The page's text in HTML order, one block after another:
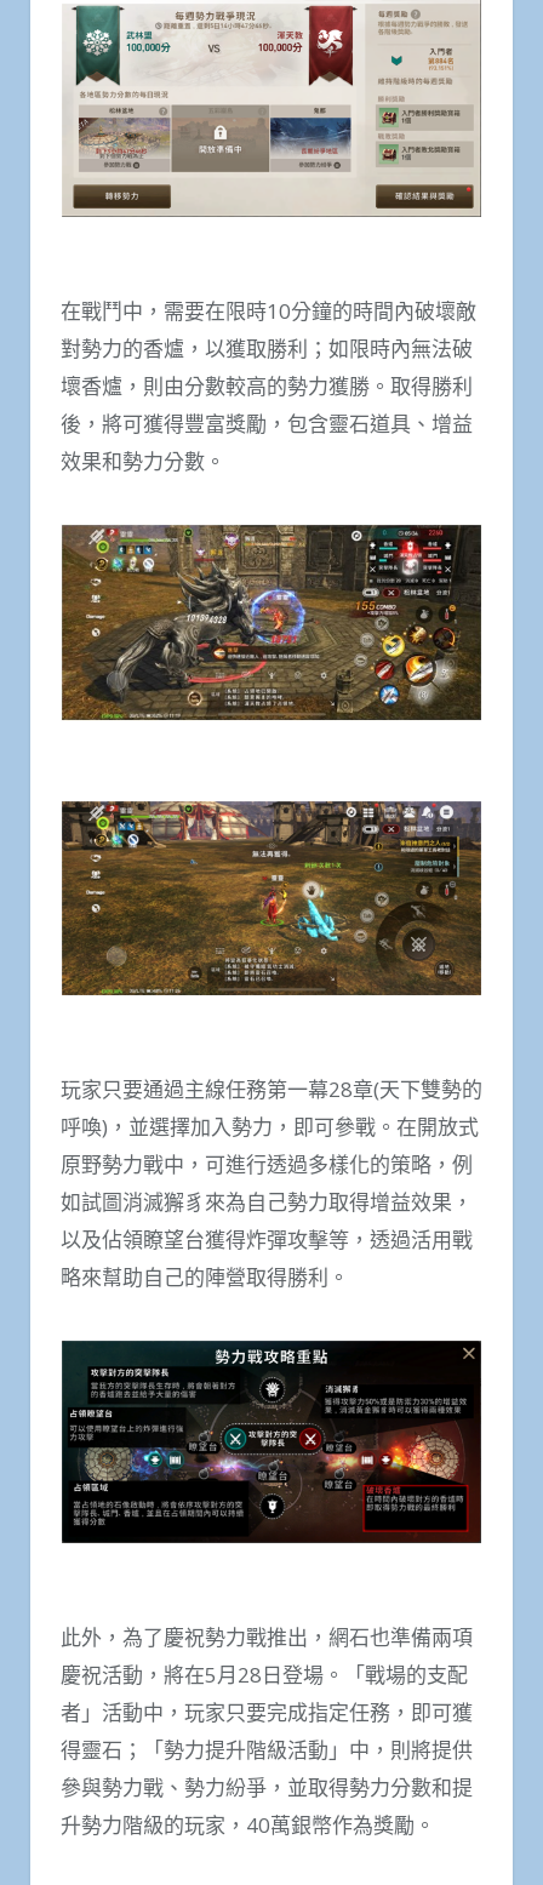
在戰鬥中，需要在限時10分鐘的時間內破壞敵
對勢力的香爐，以獲取勝利；如限時內無法破
壞香爐，則由分數較高的勢力獲勝。取得勝利
後，將可獲得豐富獎勵，包含靈石道具、增益
效果和勢力分數。
玩家只要通過主線任務第一幕28章(天下雙勢的
呼喚)，並選擇加入勢力，即可參戰。在開放式
原野勢力戰中，可進行透過多樣化的策略，例
如試圖消滅獬豸來為自己勢力取得增益效果，
以及佔領瞭望台獲得炸彈攻擊等，透過活用戰
略來幫助自己的陣營取得勝利。
此外，為了慶祝勢力戰推出，網石也準備兩項
慶祝活動，將在5月28日登場。「戰場的支配
者」活動中，玩家只要完成指定任務，即可獲
得靈石；「勢力提升階級活動」中，則將提供
參與勢力戰、勢力紛爭，並取得勢力分數和提
升勢力階級的玩家，40萬銀幣作為獎勵。